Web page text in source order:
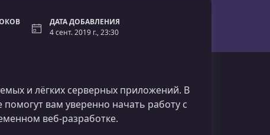
ДАТА ДОБАВЛЕНИЯ
4 сент. 2019 г., 23:30
и лёгких серверных приложений. В
вам уверенно начать работу с
веб‑разработке.